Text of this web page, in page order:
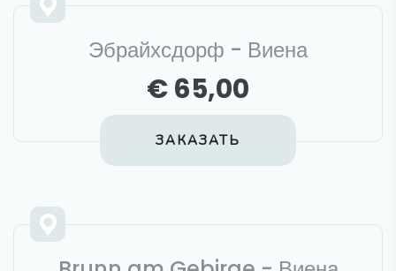
Эбрайхсдорф - Виена
€ 65,00
ЗАКАЗАТЬ